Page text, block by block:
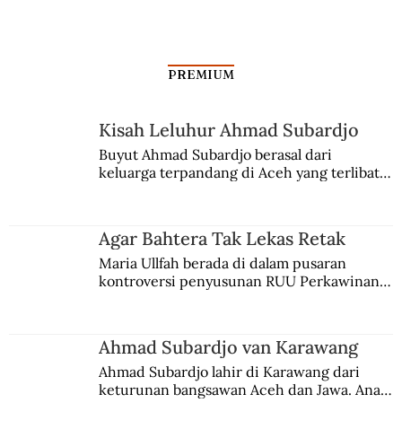
Kisah Pramoedya dan Gadis Belanda
PREMIUM
Kisah Leluhur Ahmad Subardjo
Buyut Ahmad Subardjo berasal dari
keluarga terpandang di Aceh yang terlibat
Agar Bahtera Tak Lekas Retak
Maria Ullfah berada di dalam pusaran
kontroversi penyusunan RUU Perkawinan.
Ahmad Subardjo van Karawang
Ahmad Subardjo lahir di Karawang dari
keturunan bangsawan Aceh dan Jawa. Anak